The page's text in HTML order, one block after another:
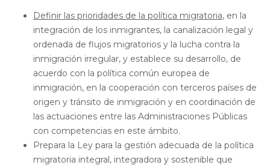
Definir las prioridades de la política migratoria, en la
integración de los inmigrantes, la canalización legal y
ordenada de flujos migratorios y la lucha contra la
inmigración irregular, y establece su desarrollo, de
acuerdo con la política común europea de
inmigración, en la cooperación con terceros países de
origen y tránsito de inmigración y en coordinación de
las actuaciones entre las Administraciones Públicas
con competencias en este ámbito.
Prepara la Ley para la gestión adecuada de la política
migratoria integral, integradora y sostenible que